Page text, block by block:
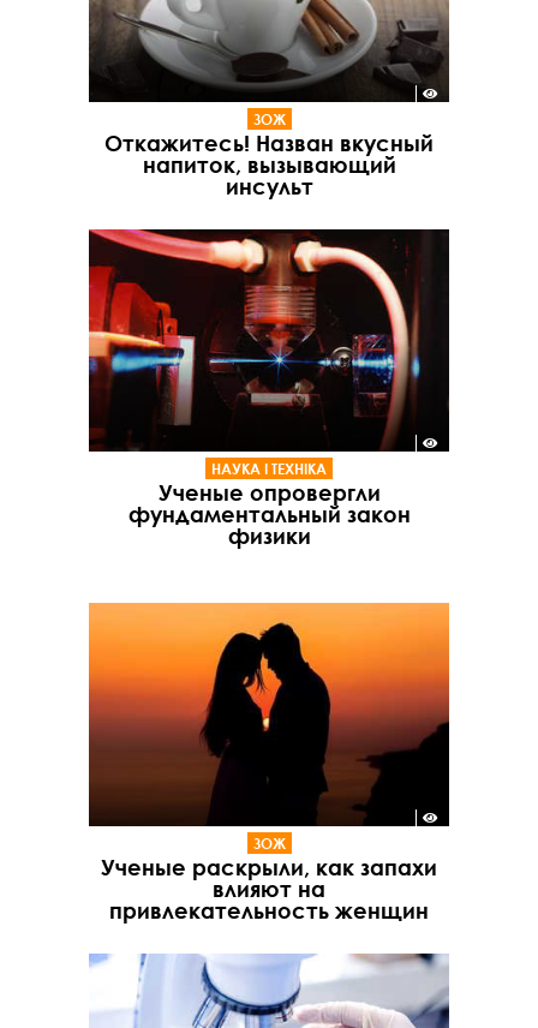
ЗОЖ
Откажитесь! Назван вкусный
напиток, вызывающий
инсульт
НАУКА І ТЕХНІКА
Ученые опровергли
фундаментальный закон
физики
ЗОЖ
Ученые раскрыли, как запахи
влияют на
привлекательность женщин